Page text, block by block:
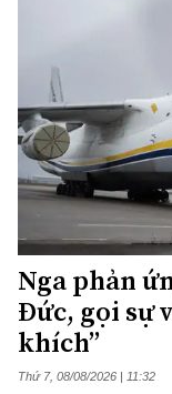
Nga phản
Đức, gọi sự
khích”
Thứ 7, 08/08/2026 | 11:32